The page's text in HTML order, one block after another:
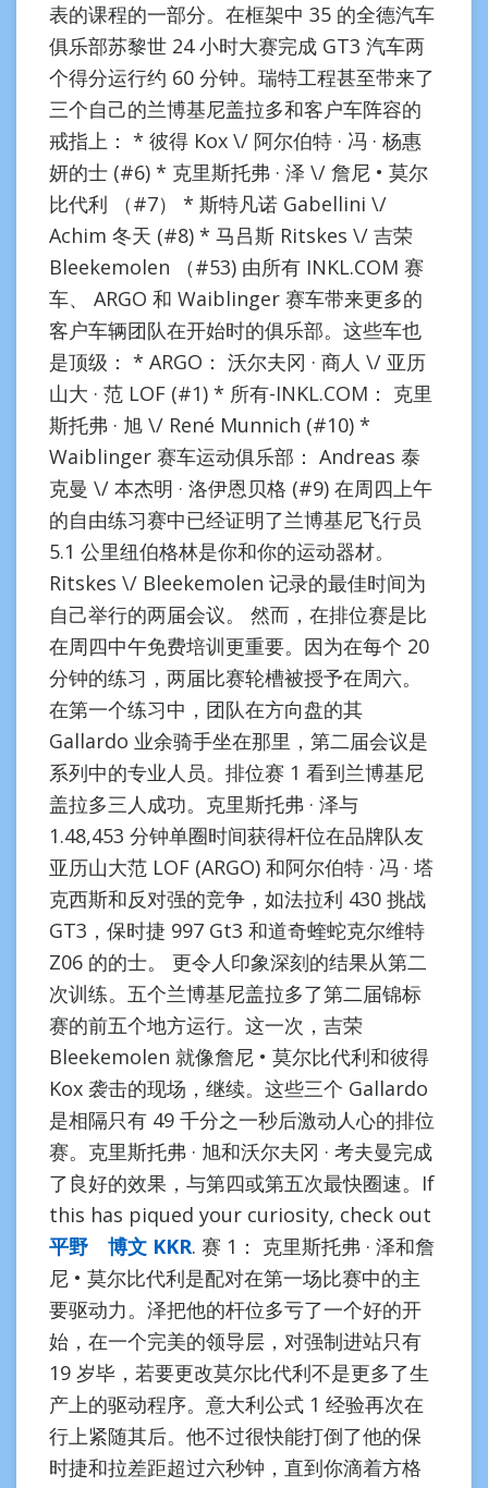
表的课程的一部分。在框架中 35 的全德汽车
俱乐部苏黎世 24 小时大赛完成 GT3 汽车两
个得分运行约 60 分钟。瑞特工程甚至带来了
三个自己的兰博基尼盖拉多和客户车阵容的
戒指上： * 彼得 Kox \/ 阿尔伯特 · 冯 · 杨惠
妍的士 (#6) * 克里斯托弗 · 泽 \/ 詹尼 • 莫尔
比代利 （#7） * 斯特凡诺 Gabellini \/
Achim 冬天 (#8) * 马吕斯 Ritskes \/ 吉荣
Bleekemolen （#53) 由所有 INKL.COM 赛
车、 ARGO 和 Waiblinger 赛车带来更多的
客户车辆团队在开始时的俱乐部。这些车也
是顶级： * ARGO： 沃尔夫冈 · 商人 \/ 亚历
山大 · 范 LOF (#1) * 所有-INKL.COM： 克里
斯托弗 · 旭 \/ René Munnich (#10) *
Waiblinger 赛车运动俱乐部： Andreas 泰
克曼 \/ 本杰明 · 洛伊恩贝格 (#9) 在周四上午
的自由练习赛中已经证明了兰博基尼飞行员
5.1 公里纽伯格林是你和你的运动器材。
Ritskes \/ Bleekemolen 记录的最佳时间为
自己举行的两届会议。 然而，在排位赛是比
在周四中午免费培训更重要。因为在每个 20
分钟的练习，两届比赛轮槽被授予在周六。
在第一个练习中，团队在方向盘的其
Gallardo 业余骑手坐在那里，第二届会议是
系列中的专业人员。排位赛 1 看到兰博基尼
盖拉多三人成功。克里斯托弗 · 泽与
1.48,453 分钟单圈时间获得杆位在品牌队友
亚历山大范 LOF (ARGO) 和阿尔伯特 · 冯 · 塔
克西斯和反对强的竞争，如法拉利 430 挑战
GT3，保时捷 997 Gt3 和道奇蝰蛇克尔维特
Z06 的的士。 更令人印象深刻的结果从第二
次训练。五个兰博基尼盖拉多了第二届锦标
赛的前五个地方运行。这一次，吉荣
Bleekemolen 就像詹尼 • 莫尔比代利和彼得
Kox 袭击的现场，继续。这些三个 Gallardo
是相隔只有 49 千分之一秒后激动人心的排位
赛。克里斯托弗 · 旭和沃尔夫冈 · 考夫曼完成
了良好的效果，与第四或第五次最快圈速。If
this has piqued your curiosity, check out
平野 博文 KKR. 赛 1： 克里斯托弗 · 泽和詹
尼 • 莫尔比代利是配对在第一场比赛中的主
要驱动力。泽把他的杆位多亏了一个好的开
始，在一个完美的领导层，对强制进站只有
19 岁毕，若要更改莫尔比代利不是更多了生
产上的驱动程序。意大利公式 1 经验再次在
行上紧随其后。他不过很快能打倒了他的保
时捷和拉差距超过六秒钟，直到你滴着方格